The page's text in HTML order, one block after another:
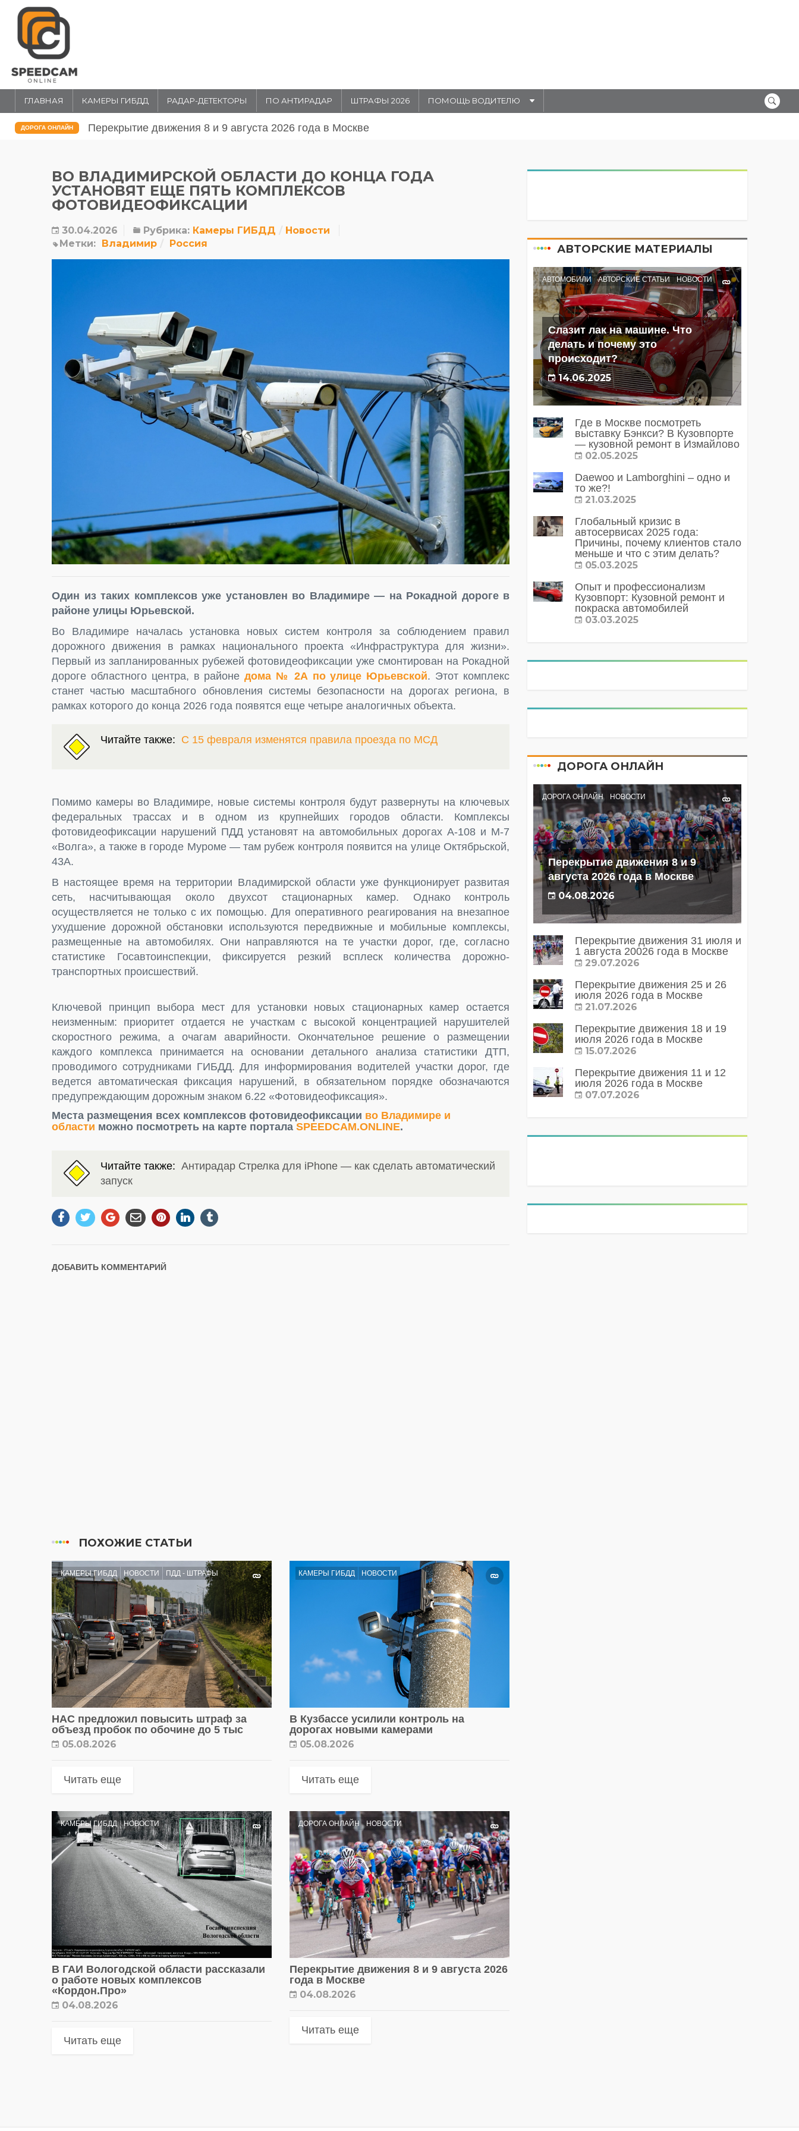
ГЛАВНАЯ КАМЕРЫ ГИБДД РАДАР-ДЕТЕКТОРЫ ПО АНТИРАДАР ШТРАФЫ 2026 ПОМОЩЬ ВОДИТЕЛЮ
ДОРОГА ОНЛАЙН Перекрытие движения 31 июля и 1 августа 20026 года в Москве
ВО ВЛАДИМИРСКОЙ ОБЛАСТИ ДО КОНЦА ГОДА
УСТАНОВЯТ ЕЩЕ ПЯТЬ КОМПЛЕКСОВ
ФОТОВИДЕОФИКСАЦИИ
30.04.2026 Рубрика: Камеры ГИБДД
Новости
Метки: Владимир Россия
Один из таких комплексов уже установлен во Владимире — на Рокадной дороге в
районе улицы Юрьевской.
Во Владимире началась установка новых систем контроля за соблюдением правил
дорожного движения в рамках национального проекта «Инфраструктура для жизни».
Первый из запланированных рубежей фотовидеофиксации уже смонтирован на Рокадной
дороге областного центра, в районедома № 2А по улице Юрьевской. Этот комплекс
станет частью масштабного обновления системы безопасности на дорогах региона, в
рамках которого до конца 2026 года появятся еще четыре аналогичных объекта.
Читайте также: С 15 февраля изменятся правила проезда по МСД
Помимо камеры во Владимире, новые системы контроля будут развернуты на ключевых
федеральных трассах и в одном из крупнейших городов области. Комплексы
фотовидеофиксации нарушений ПДД установят на автомобильных дорогах А-108 и М-7
«Волга», а также в городе Муроме — там рубеж контроля появится на улице Октябрьской,
43А.
В настоящее время на территории Владимирской области уже функционирует развитая
сеть, насчитывающая около двухсот стационарных камер. Однако контроль
осуществляется не только с их помощью. Для оперативного реагирования на внезапное
ухудшение дорожной обстановки используются передвижные и мобильные комплексы,
размещенные на автомобилях. Они направляются на те участки дорог, где, согласно
статистике Госавтоинспекции, фиксируется резкий всплеск количества дорожно-
транспортных происшествий.
Ключевой принцип выбора мест для установки новых стационарных камер остается
неизменным: приоритет отдается не участкам с высокой концентрацией нарушителей
скоростного режима, а очагам аварийности. Окончательное решение о размещении
каждого комплекса принимается на основании детального анализа статистики ДТП,
проводимого сотрудниками ГИБДД. Для информирования водителей участки дорог, где
ведется автоматическая фиксация нарушений, в обязательном порядке обозначаются
предупреждающим дорожным знаком 6.22 «Фотовидеофиксация».
Места размещения всех комплексов фотовидеофиксации во Владимире и
области можно посмотреть на карте портала SPEEDCAM.ONLINE.
Читайте также: Антирадар Стрелка для iPhone — как сделать автоматический
запуск
ДОБАВИТЬ КОММЕНТАРИЙ
ПОХОЖИЕ СТАТЬИ
КАМЕРЫ ГИБДД НОВОСТИ ПДД - ШТРАФЫ
НАС предложил повысить штраф за
объезд пробок по обочине до 5 тыс
05.08.2026
Читать еще
КАМЕРЫ ГИБДД НОВОСТИ
В Кузбассе усилили контроль на
дорогах новыми камерами
05.08.2026
Читать еще
КАМЕРЫ ГИБДД НОВОСТИ
В ГАИ Вологодской области рассказали
о работе новых комплексов
«Кордон.Про»
04.08.2026
Читать еще
ДОРОГА ОНЛАЙН НОВОСТИ
Перекрытие движения 8 и 9 августа 2026
года в Москве
04.08.2026
Читать еще
АВТОРСКИЕ МАТЕРИАЛЫ
АВТОМОБИЛИ АВТОРСКИЕ СТАТЬИ НОВОСТИ
Слазит лак на машине. Что
делать и почему это
происходит?
14.06.2025
Где в Москве посмотреть
выставку Бэнкси? В Кузовпорте
— кузовной ремонт в Измайлово
02.05.2025
Daewoo и Lamborghini – одно и
то же?!
21.03.2025
Глобальный кризис в
автосервисах 2025 года:
Причины, почему клиентов стало
меньше и что с этим делать?
05.03.2025
Опыт и профессионализм
Кузовпорт: Кузовной ремонт и
покраска автомобилей
03.03.2025
ДОРОГА ОНЛАЙН
ДОРОГА ОНЛАЙН НОВОСТИ
Перекрытие движения 8 и 9
августа 2026 года в Москве
04.08.2026
Перекрытие движения 31 июля и
1 августа 20026 года в Москве
29.07.2026
Перекрытие движения 25 и 26
июля 2026 года в Москве
21.07.2026
Перекрытие движения 18 и 19
июля 2026 года в Москве
15.07.2026
Перекрытие движения 11 и 12
июля 2026 года в Москве
07.07.2026